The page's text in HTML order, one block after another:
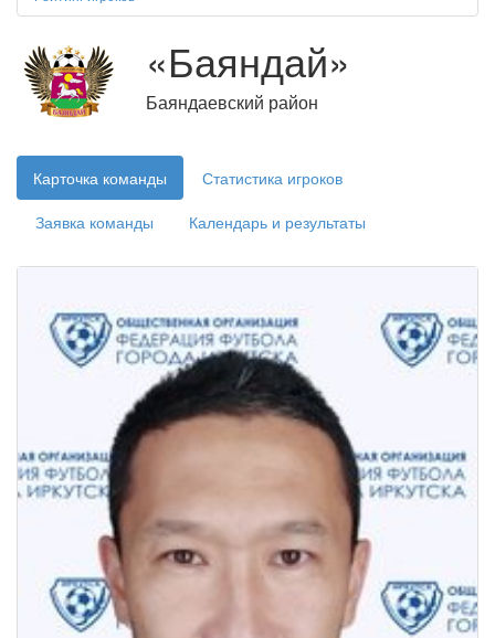
«Баяндай»
Баяндаевский район
Карточка команды
Статистика игроков
Заявка команды
Календарь и результаты